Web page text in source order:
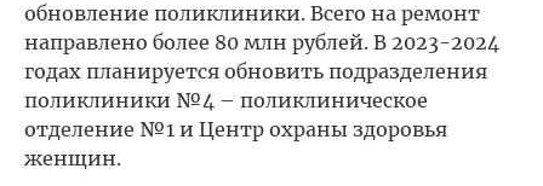
обновление поликлиники. Всего на ремонт
направлено более 80 млн рублей. В 2023-2024
годах планируется обновить подразделения
поликлиники №4 – поликлиническое
отделение №1 и Центр охраны здоровья
женщин.